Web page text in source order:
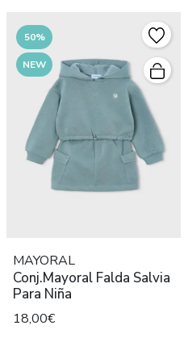
50%
NEW
MAYORAL
Conj.Mayoral Falda Salvia
Para Niña
18,00€